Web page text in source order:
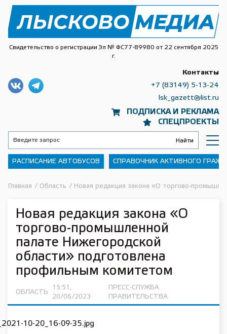
Свидетельство о регистрации Эл № ФС77-89980 от 22 сентября 2025
г.
ПОДПИСКА И РЕКЛАМА
СПЕЦПРОЕКТЫ
Контакты
+7 (83149) 5-13-24
lsk_gazett@list.ru
РАСПИСАНИЕ АВТОБУСОВ СПРАВОЧНИК АКТИВНОГО
Главная / Область / Новая редакция закона «О торгово-
Новая редакция закона «О
торгово-промышленной
палате Нижегородской
области» подготовлена
профильным комитетом
ОБЛАСТЬ
15:51,
20/06/2023
ПРЕСС-СЛУЖБА
ПРАВИТЕЛЬСТВА